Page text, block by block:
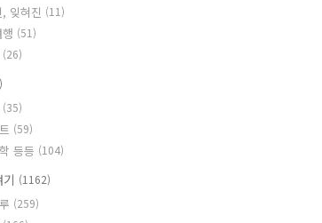
잊혀진 (11)
(51)
(26)
(35)
(59)
등등 (104)
(1162)
(259)